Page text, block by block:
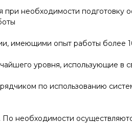
необходимости подготовку
имеющими опыт работы более
уровня, использующие в
по использованию
необходимости